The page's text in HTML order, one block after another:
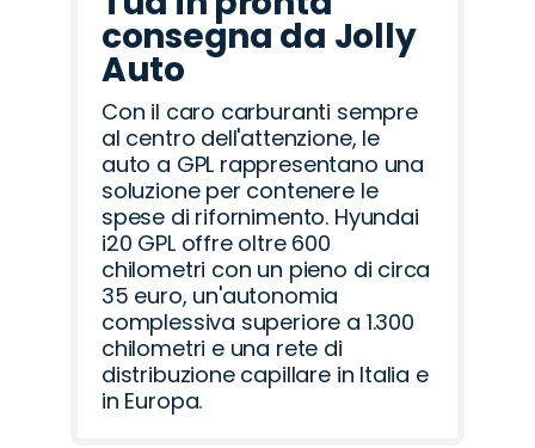
consegna da Jolly
Auto
Con il caro carburanti sempre
al centro dell'attenzione, le
auto a GPL rappresentano una
soluzione per contenere le
spese di rifornimento. Hyundai
i20 GPL offre oltre 600
chilometri con un pieno di circa
35 euro, un'autonomia
complessiva superiore a 1.300
chilometri e una rete di
distribuzione capillare in Italia e
in Europa.